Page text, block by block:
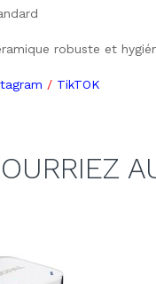
robuste et
/ TikTOK